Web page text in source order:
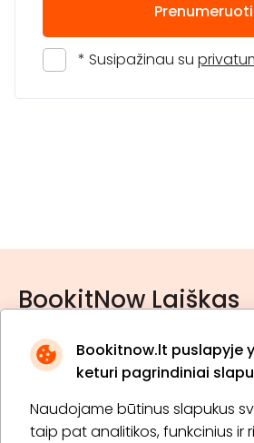
Bookitnow.lt puslapyje
keturi pagrindiniai
Naudojame būtinus slapukus
taip pat analitikos, funkcinius ir
Prenumeruoti
* Susipažinau su
BookitNow Laiškas
* Susipažinau su privatumo